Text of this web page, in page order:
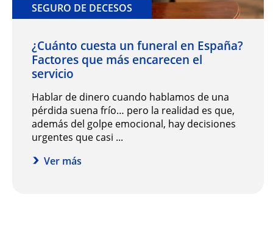
SEGURO DE DECESOS
¿Cuánto cuesta un funeral en España?
Factores que más encarecen el
servicio
Hablar de dinero cuando hablamos de una
pérdida suena frío… pero la realidad es que,
además del golpe emocional, hay decisiones
urgentes que casi ...
Ver más